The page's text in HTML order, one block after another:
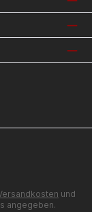
und
angegeben.